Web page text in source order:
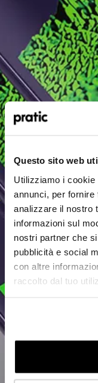
Questo sito web
Utilizziamo i
annunci, per
analizzare il nostro
informazioni sul
nostri partner che
pubblicità e social
con altre
raccolto dal tuo
? *
HoReCa
Particulier
Distributeur
Quel est le
HoReCa
Particulier
Distributeur